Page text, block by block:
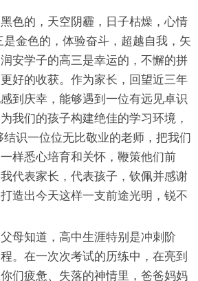
色的，天空阴霾，日子枯燥，心情
金色的，体验奋斗，超越自我，矢
安学子的高三是幸运的，不懈的拼
好的收获。作为家长，回望近三年
到庆幸，能够遇到一位有远见卓识
我们的孩子构建绝佳的学习环境，
识一位位无比敬业的老师，把我们
样悉心培育和关怀，鞭策他们前
代表家长，代表孩子，钦佩并感谢
造出今天这样一支前途光明，锐不
母知道，高中生涯特别是冲刺阶
。在一次次考试的历练中，在亮到
们疲惫、失落的神情里，爸爸妈妈